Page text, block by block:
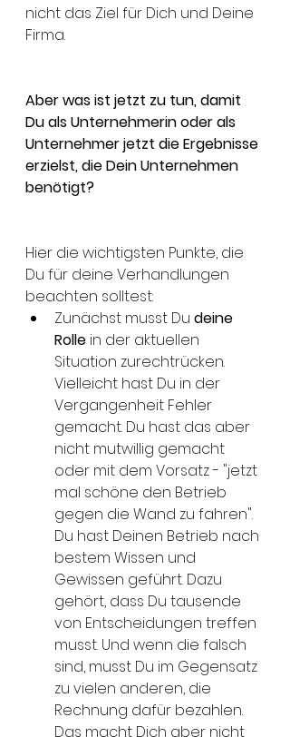
nicht das Ziel für Dich und Deine
Firma.
Aber was ist jetzt zu tun, damit
Du als Unternehmerin oder als
Unternehmer jetzt die Ergebnisse
erzielst, die Dein Unternehmen
benötigt?
Hier die wichtigsten Punkte, die
Du für deine Verhandlungen
beachten solltest:
Zunächst musst Du deine
Rolle in der aktuellen
Situation zurechtrücken.
Vielleicht hast Du in der
Vergangenheit Fehler
gemacht. Du hast das aber
nicht mutwillig gemacht
oder mit dem Vorsatz - "jetzt
mal schöne den Betrieb
gegen die Wand zu fahren".
Du hast Deinen Betrieb nach
bestem Wissen und
Gewissen geführt. Dazu
gehört, dass Du tausende
von Entscheidungen treffen
musst. Und wenn die falsch
sind, musst Du im Gegensatz
zu vielen anderen, die
Rechnung dafür bezahlen.
Das macht Dich aber nicht